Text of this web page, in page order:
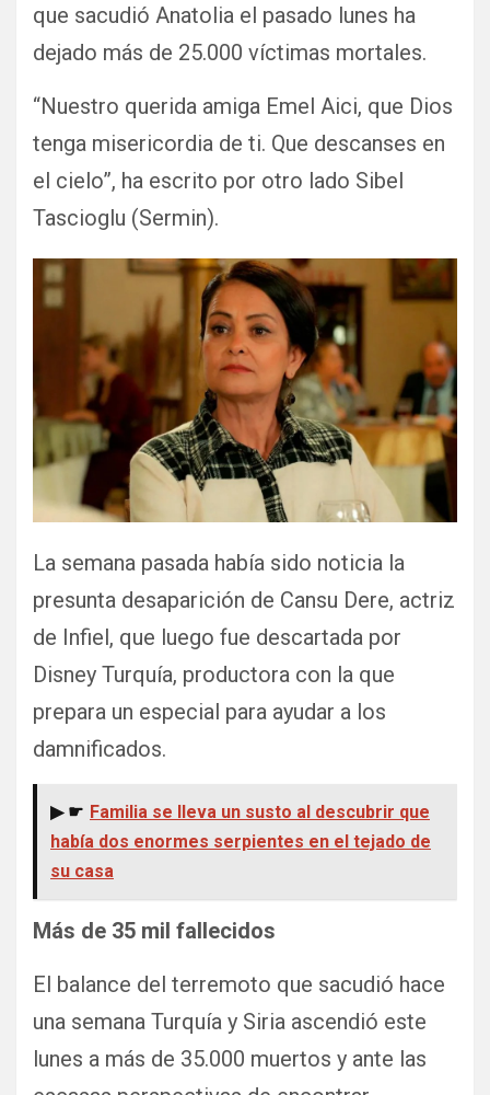
que sacudió Anatolia el pasado lunes ha
dejado más de 25.000 víctimas mortales.
“Nuestro querida amiga Emel Aici, que Dios
tenga misericordia de ti. Que descanses en
el cielo”, ha escrito por otro lado Sibel
Tascioglu (Sermin).
La semana pasada había sido noticia la
presunta desaparición de Cansu Dere, actriz
de Infiel, que luego fue descartada por
Disney Turquía, productora con la que
prepara un especial para ayudar a los
damnificados.
▶ ☛ Familia se lleva un susto al descubrir que
había dos enormes serpientes en el tejado de
su casa
Más de 35 mil fallecidos
El balance del terremoto que sacudió hace
una semana Turquía y Siria ascendió este
lunes a más de 35.000 muertos y ante las